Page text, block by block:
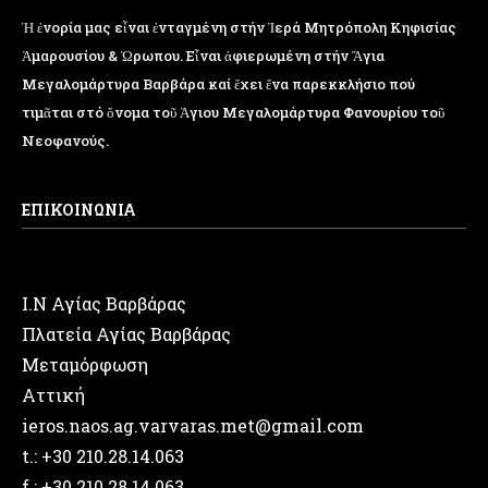
Ἡ ἐνορία μας εἶναι ἐνταγμένη στήν Ἱερά Μητρόπολη Κηφισίας
Ἁμαρουσίου & Ὠρωπου. Εἶναι ἀφιερωμένη στήν Ἅγια
Μεγαλομάρτυρα Βαρβάρα καί ἔχει ἕνα παρεκκλήσιο πού
τιμᾶται στό ὄνομα τοῦ Ἁγιου Μεγαλομάρτυρα Φανουρίου τοῦ
Νεοφανούς.
ΕΠΙΚΟΙΝΩΝΙΑ
Ι.Ν Αγίας Βαρβάρας
Πλατεία Αγίας Βαρβάρας
Μεταμόρφωση
Αττική
ieros.naos.ag.varvaras.met@gmail.com
t.: +30 210.28.14.063